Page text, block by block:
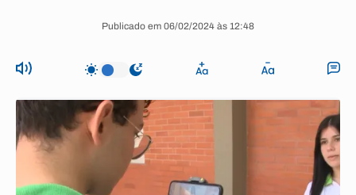
Publicado em 06/02/2024 às 12:48